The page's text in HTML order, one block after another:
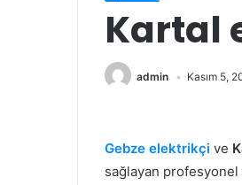
Kartal
admin Kasım 5,
Gebze elektrikçi ve
sağlayan profesyonel